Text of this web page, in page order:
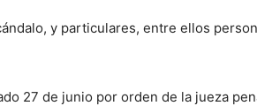
y particulares, entre ellos
27 de junio por orden de la jueza